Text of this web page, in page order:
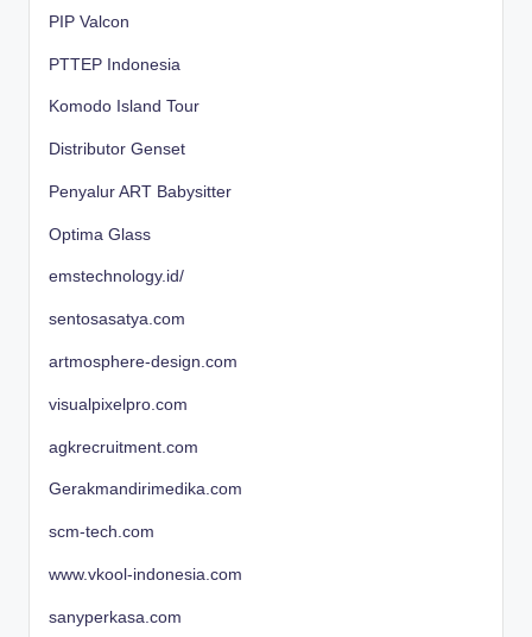
PIP Valcon
PTTEP Indonesia
Komodo Island Tour
Distributor Genset
Penyalur ART Babysitter
Optima Glass
emstechnology.id/
sentosasatya.com
artmosphere-design.com
visualpixelpro.com
agkrecruitment.com
Gerakmandirimedika.com
scm-tech.com
www.vkool-indonesia.com
sanyperkasa.com